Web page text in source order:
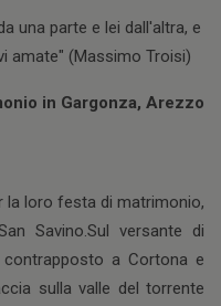
una parte e lei dall'altra, e
amate" (Massimo Troisi)
in Gargonza, Arezzo
la loro festa di matrimonio,
Savino.Sul versante di
contrapposto a Cortona e
sulla valle del torrente